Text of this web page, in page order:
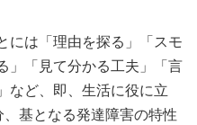
には「理由を探る」「スモ
」「見て分かる工夫」「言
など、即、生活に役に立
、基となる発達障害の特性